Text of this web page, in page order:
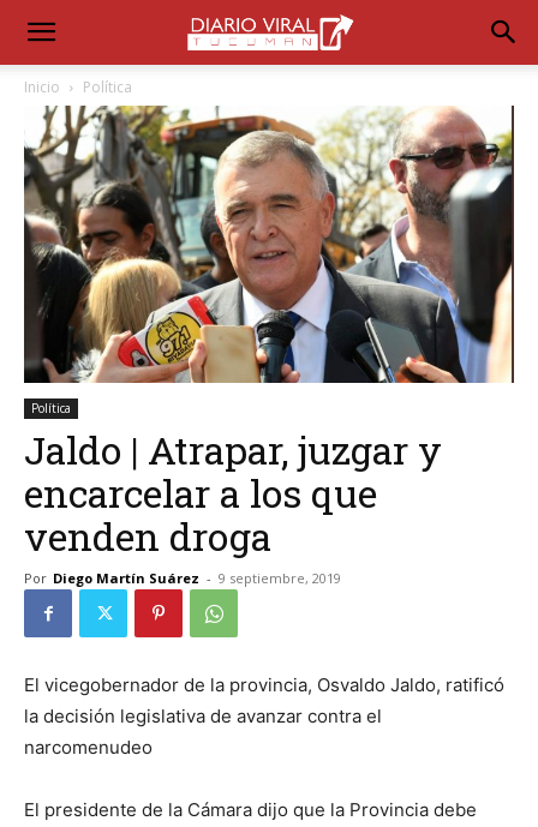
Inicio Política
Política
Jaldo | Atrapar, juzgar y
encarcelar a los que
venden droga
Por Diego Martín Suárez - 9 septiembre, 2019
El vicegobernador de la provincia, Osvaldo Jaldo, ratificó
la decisión legislativa de avanzar contra el
narcomenudeo
El presidente de la Cámara dijo que la Provincia debe